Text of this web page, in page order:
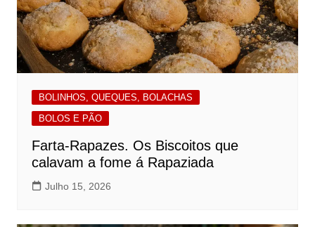
BOLINHOS, QUEQUES, BOLACHAS
BOLOS E PÃO
Farta-Rapazes. Os Biscoitos que
calavam a fome á Rapaziada
Julho 15, 2026